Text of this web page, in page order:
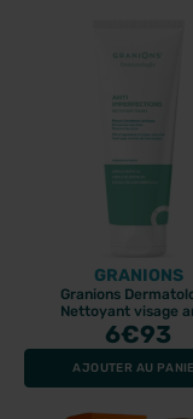
GRANIONS
Granions
Nettoyant visage
imperfections
6€93
AJOUTER AU